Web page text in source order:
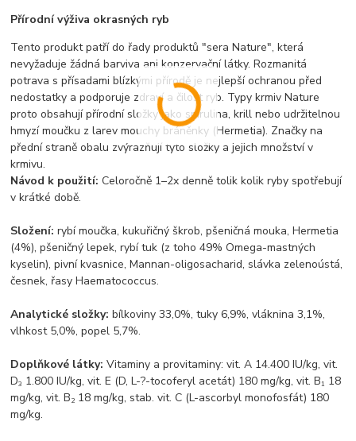
Přírodní výživa okrasných ryb
Tento produkt patří do řady produktů "sera Nature", která
nevyžaduje žádná barviva ani konzervační látky. Rozmanitá
potrava s přísadami blízkými přírodě je nejlepší ochranou před
nedostatky a podporuje zdraví a čilost ryb. Typy krmiv Nature
proto obsahují přírodní složky jako spirulina, krill nebo udržitelnou
hmyzí moučku z larev mouchy bráněnky (Hermetia). Značky na
přední straně obalu zvýrazňují tyto složky a jejich množství v
krmivu.
Návod k použití:Celoročně 1–2x denně tolik kolik ryby spotřebují
v krátké době.
Složení:rybí moučka, kukuřičný škrob, pšeničná mouka, Hermetia
(4%), pšeničný lepek, rybí tuk (z toho 49% Omega-mastných
kyselin), pivní kvasnice, Mannan-oligosacharid, slávka zelenoústá,
česnek, řasy Haematococcus.
Analytické složky:bílkoviny 33,0%, tuky 6,9%, vláknina 3,1%,
vlhkost 5,0%, popel 5,7%.
Doplňkové látky:Vitaminy a provitaminy:vit. A 14.400 IU/kg, vit.
D3 1.800 IU/kg, vit. E (D, L-?-tocoferyl acetát) 180 mg/kg, vit. B1 18
mg/kg, vit. B2 18 mg/kg, stab. vit. C (L-ascorbyl monofosfát) 180
mg/kg.